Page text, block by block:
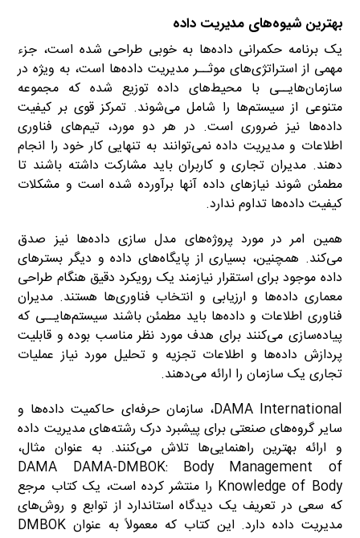
بهترین شیوه‌های مدیریت داده
یک برنامه حکمرانی داده‌ها به خوبی طراحی شده است، جزء
مهمی از استراتژی‌های موثــر مدیریت داده‌ها است، به ویژه در
سازمان‌هایــی با محیط‌های داده توزیع شده که مجموعه
متنوعی از سیستم‌ها را شامل می‌شوند. تمرکز قوی بر کیفیت
داده‌ها نیز ضروری است. در هر دو مورد، تیم‌های فناوری
اطلاعات و مدیریت داده نمی‌توانند به تنهایی کار خود را انجام
دهند. مدیران تجاری و کاربران باید مشارکت داشته باشند تا
مطمئن شوند نیازهای داده آنها برآورده شده است و مشکلات
کیفیت داده‌ها تداوم ندارد.
همین امر در مورد پروژه‌های مدل سازی داده‌ها نیز صدق
می‌کند. همچنین، بسیاری از پایگاه‌های داده و دیگر بسترهای
داده موجود برای استقرار نیازمند یک رویکرد دقیق هنگام طراحی
معماری داده‌ها و ارزیابی و انتخاب فناوری‌ها هستند. مدیران
فناوری اطلاعات و داده‌ها باید مطمئن باشند سیستم‌هایــی که
پیاده‌سازی می‌کنند برای هدف مورد نظر مناسب بوده و قابلیت
پردازش داده‌ها و اطلاعات تجزیه و تحلیل مورد نیاز عملیات
تجاری یک سازمان را ارائه می‌دهند.
DAMA International، سازمان حرفه‌ای حاکمیت داده‌ها و
سایر گروه‌های صنعتی برای پیشبرد درک رشته‌های مدیریت داده
و ارائه بهترین راهنمایی‌ها تلاش می‌کنند. به عنوان مثال،
DAMA DAMA-DMBOK: Body Management of
Knowledge of Body را منتشر کرده است، یک کتاب مرجع
که سعی در تعریف یک دیدگاه استاندارد از توابع و روش‌های
مدیریت داده دارد. این کتاب که معمولاً به عنوان DMBOK